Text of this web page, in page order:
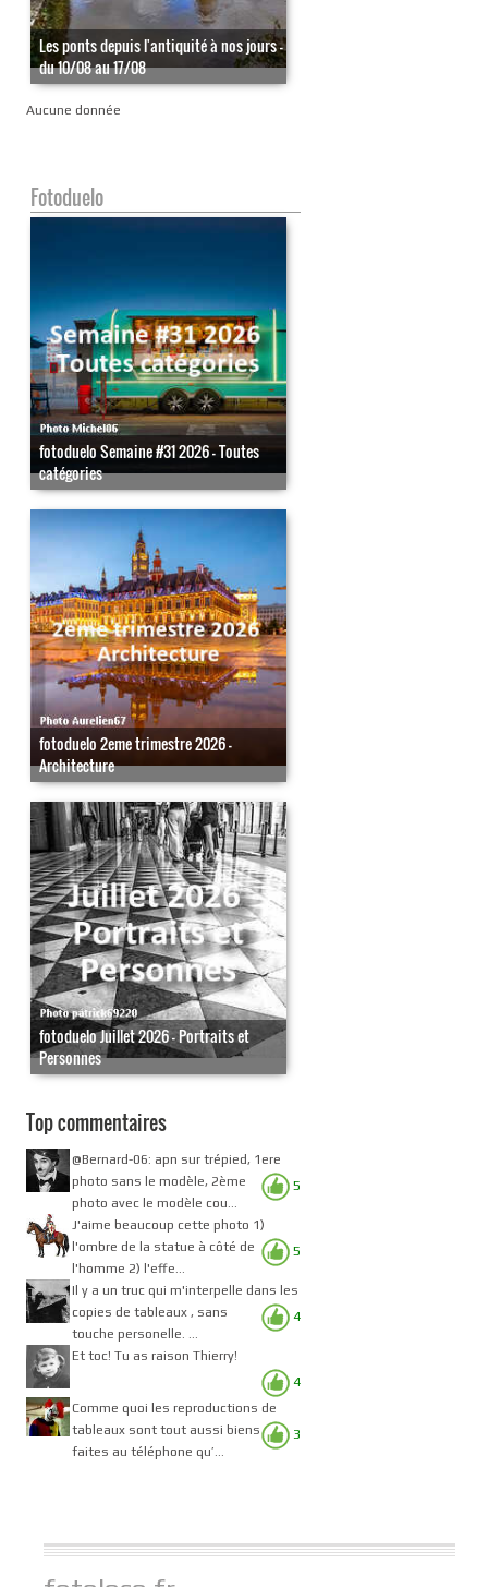
Les ponts depuis l'antiquité à nos jours -
du 10/08 au 17/08
Aucune donnée
Fotoduelo
fotoduelo Semaine #31 2026 - Toutes
catégories
fotoduelo 2eme trimestre 2026 -
Architecture
fotoduelo Juillet 2026 - Portraits et
Personnes
Top commentaires
5
@Bernard-06: apn sur trépied, 1ere
photo sans le modèle, 2ème
photo avec le modèle cou...
5
J'aime beaucoup cette photo 1)
l'ombre de la statue à côté de
l'homme 2) l'effe...
4
Il y a un truc qui m'interpelle dans les
copies de tableaux , sans
touche personelle. ...
4
Et toc! Tu as raison Thierry!
3
Comme quoi les reproductions de
tableaux sont tout aussi biens
faites au téléphone qu’...